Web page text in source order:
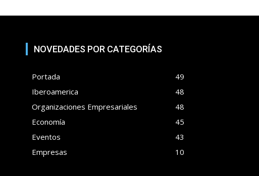
NOVEDADES POR CATEGORÍAS
Portada
49
Iberoamerica
48
Organizaciones Empresariales
48
Economía
45
Eventos
43
Empresas
10